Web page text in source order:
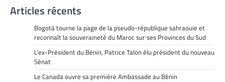
Articles récents
Bogotá tourne la page de la pseudo-république sahraouie et
reconnaît la souveraineté du Maroc sur ses Provinces du Sud
L’ex-Président du Bénin, Patrice Talon élu président du nouveau
Sénat
Le Canada ouvre sa première Ambassade au Bénin